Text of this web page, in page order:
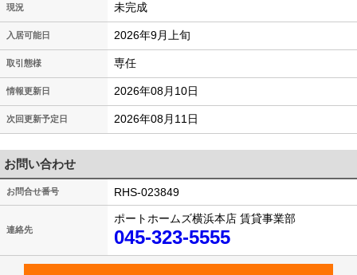
現況 未完成
入居可能日 2026年9月上旬
取引態様 専任
情報更新日 2026年08月10日
次回更新予定日 2026年08月11日
お問い合わせ
お問合せ番号 RHS-023849
連絡先
ポートホームズ横浜本店 賃貸事業部
045-323-5555